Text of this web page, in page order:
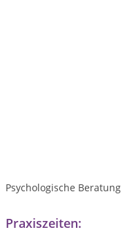
Psychologische Beratung
Praxiszeiten: